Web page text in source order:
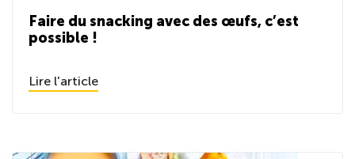
Faire du snacking avec des œufs, c’est
possible !
Lire l'article